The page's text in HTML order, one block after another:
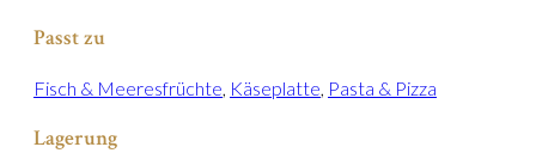
Passt zu
Fisch & Meeresfrüchte, Käseplatte, Pasta & Pizza
Lagerung